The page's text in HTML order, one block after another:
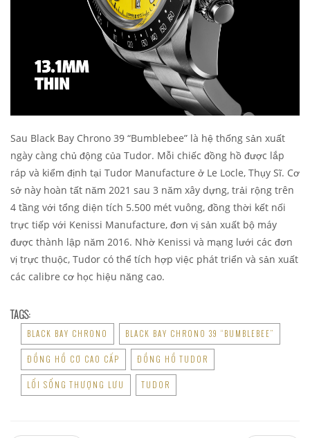
Sau Black Bay Chrono 39 “Bumblebee” là hệ thống sản xuất
ngày càng chủ động của Tudor. Mỗi chiếc đồng hồ được lắp
ráp và kiểm định tại Tudor Manufacture ở Le Locle, Thụy Sĩ. Cơ
sở này hoàn tất năm 2021 sau 3 năm xây dựng, trải rộng trên
4 tầng với tổng diện tích 5.500 mét vuông, đồng thời kết nối
trực tiếp với Kenissi Manufacture, đơn vị sản xuất bộ máy
được thành lập năm 2016. Nhờ Kenissi và mạng lưới các đơn
vị trực thuộc, Tudor có thể tích hợp việc phát triển và sản xuất
các calibre cơ học hiệu năng cao.
TAGS:
BLACK BAY CHRONO BLACK BAY CHRONO 39 “BUMBLEBEE”
ĐỒNG HỒ CƠ CAO CẤP ĐỒNG HỒ TUDOR
LỐI SỐNG THƯỢNG LƯU TUDOR